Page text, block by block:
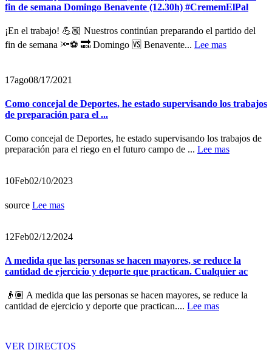
fin de semana Domingo Benavente (12.30h) #CrememElPal
¡En el trabajo! 💪🏼 Nuestros continúan preparando el partido del
fin de semana 🔦⚽️ 🔜 Domingo 🆚 Benavente... Lee mas
17ago08/17/2021
Como concejal de Deportes, he estado supervisando los trabajos
de preparación para el ...
Como concejal de Deportes, he estado supervisando los trabajos de
preparación para el riego en el futuro campo de ... Lee mas
10Feb02/10/2023
source Lee mas
12Feb02/12/2024
A medida que las personas se hacen mayores, se reduce la
cantidad de ejercicio y deporte que practican. Cualquier ac
👴🏽 A medida que las personas se hacen mayores, se reduce la
cantidad de ejercicio y deporte que practican.... Lee mas
VER DIRECTOS